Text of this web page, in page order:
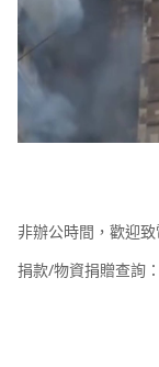
非辦公時間，歡迎
捐款/物資捐贈查詢